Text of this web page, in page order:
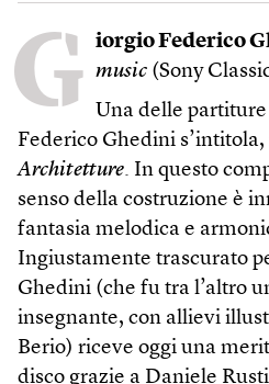
G iorgio Federico
music (Sony
Una delle
Federico Ghedini s’intitola,
Architetture. In questo
senso della costruzione è
fantasia melodica e
Ingiustamente trascurato
Ghedini (che fu tra l’altro
insegnante, con allievi
Berio) riceve oggi una
disco grazie a Daniele